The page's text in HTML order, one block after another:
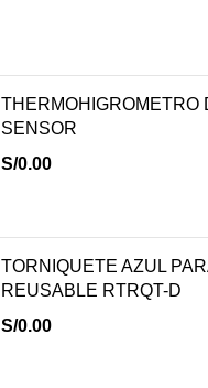
THERMOHIGROMETRO
SENSOR
S/0.00
TORNIQUETE AZUL
REUSABLE RTRQT-D
S/0.00